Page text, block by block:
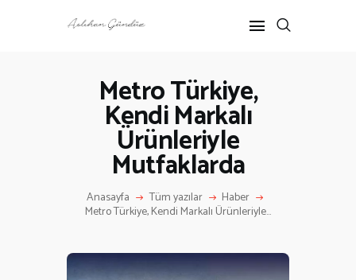
Metro Türkiye,
Kendi Markalı
Ürünleriyle
Mutfaklarda
Anasayfa Tüm yazılar Haber
Metro Türkiye, Kendi Markalı Ürünleriyle...
ANASAYFA
RÖPORTAJ
ANNE-ÇOCUK
KÜLTÜR SANAT
HAKKIMDA